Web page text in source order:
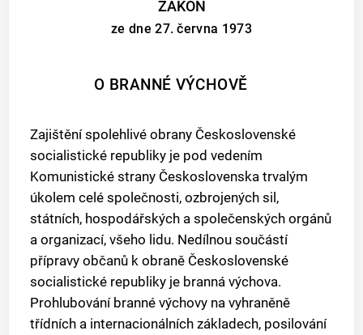
ZÁKON
ze dne 27. června 1973
O BRANNÉ VÝCHOVĚ
Zajištění spolehlivé obrany Československé
socialistické republiky je pod vedením
Komunistické strany Československa trvalým
úkolem celé společnosti, ozbrojených sil,
státních, hospodářských a společenských orgánů
a organizací, všeho lidu. Nedílnou součástí
přípravy občanů k obraně Československé
socialistické republiky je branná výchova.
Prohlubování branné výchovy na vyhraněně
třídních a internacionálních základech, posilování